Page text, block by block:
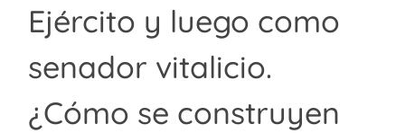
Ejército y luego como
senador vitalicio.
¿Cómo se construyen